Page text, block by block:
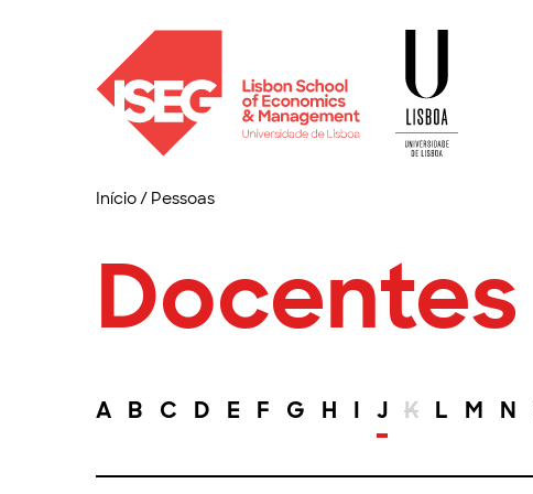
Início/ Pessoas
Docentes
A B C D E F G H I J K L M N